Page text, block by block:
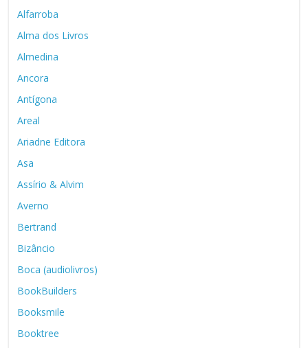
Alfarroba
Alma dos Livros
Almedina
Ancora
Antígona
Areal
Ariadne Editora
Asa
Assírio & Alvim
Averno
Bertrand
Bizâncio
Boca (audiolivros)
BookBuilders
Booksmile
Booktree